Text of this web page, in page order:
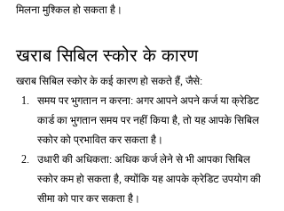
मिलना मुश्किल हो सकता है।
खराब सिबिल स्कोर के कारण
खराब सिबिल स्कोर के कई कारण हो सकते हैं, जैसे:
समय पर भुगतान न करना: अगर आपने अपने कर्ज या क्रेडिट
कार्ड का भुगतान समय पर नहीं किया है, तो यह आपके सिबिल
स्कोर को प्रभावित कर सकता है।
उधारी की अधिकता: अधिक कर्ज लेने से भी आपका सिबिल
स्कोर कम हो सकता है, क्योंकि यह आपके क्रेडिट उपयोग की
सीमा को पार कर सकता है।